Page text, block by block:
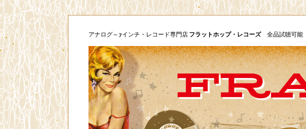
アナログ～7インチ・レコード専門店 フラットホップ・レコーズ全品試聴可能